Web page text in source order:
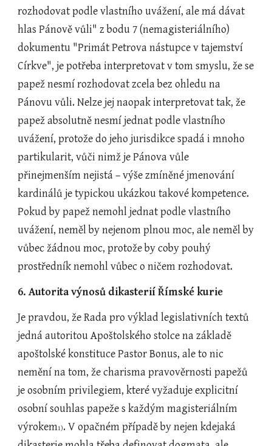
rozhodovat podle vlastního uvážení, ale má dávat
hlas Pánově vůli" z bodu 7 (nemagisteriálního)
dokumentu "Primát Petrova nástupce v tajemství
Církve", je potřeba interpretovat v tom smyslu, že se
papež nesmí rozhodovat zcela bez ohledu na
Pánovu vůli. Nelze jej naopak interpretovat tak, že
papež absolutně nesmí jednat podle vlastního
uvážení, protože do jeho jurisdikce spadá i mnoho
partikularit, vůči nimž je Pánova vůle
přinejmenším nejistá – výše zmíněné jmenování
kardinálů je typickou ukázkou takové kompetence.
Pokud by papež nemohl jednat podle vlastního
uvážení, neměl by nejenom plnou moc, ale neměl by
vůbec žádnou moc, protože by coby pouhý
prostředník nemohl vůbec o ničem rozhodovat.
6. Autorita výnosů dikasterií Římské kurie
Je pravdou, že Rada pro výklad legislativních textů
jedná autoritou Apoštolského stolce na základě
apoštolské konstituce Pastor Bonus, ale to nic
nemění na tom, že charisma pravověrnosti papežů
je osobním privilegiem, které vyžaduje explicitní
osobní souhlas papeže s každým magisteriálním
výrokem1). V opačném případě by nejen kdejaká